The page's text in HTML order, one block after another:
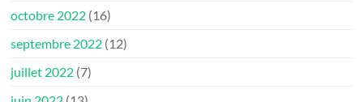
octobre 2022 (16)
septembre 2022 (12)
juillet 2022 (7)